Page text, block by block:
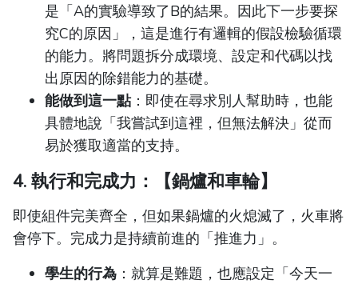
是「A的實驗導致了B的結果。因此下一步要探
究C的原因」，這是進行有邏輯的假設檢驗循環
的能力。將問題拆分成環境、設定和代碼以找
出原因的除錯能力的基礎。
能做到這一點：即使在尋求別人幫助時，也能
具體地說「我嘗試到這裡，但無法解決」從而
易於獲取適當的支持。
4. 執行和完成力：【鍋爐和車輪】
即使組件完美齊全，但如果鍋爐的火熄滅了，火車將
會停下。完成力是持續前進的「推進力」。
學生的行為 ：就算是難題，也應設定「今天一